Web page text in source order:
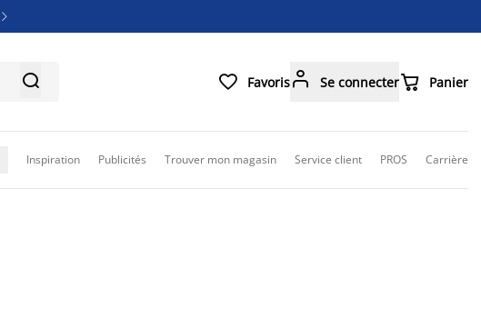

  Favoris Se connecter Panier
Inspiration Publicités Trouver mon magasin Service client PROS Carrière